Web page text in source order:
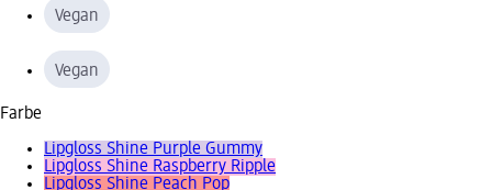
Vegan
Vegan
Farbe
Lipgloss Shine Purple Gummy
Lipgloss Shine Raspberry Ripple
Lipgloss Shine Peach Pop